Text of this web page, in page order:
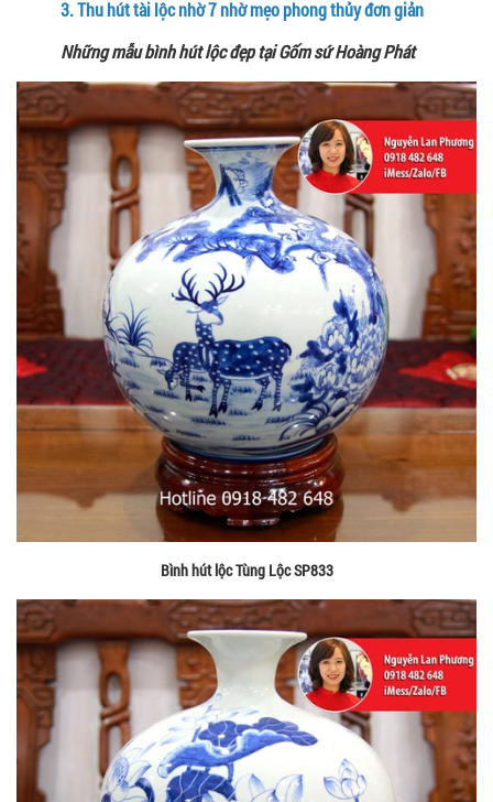
3.Thu hút tài lộc nhờ 7 nhờ mẹo phong thủy đơn giản
Những mẫu bình hút lộc đẹp tại Gốm sứ Hoàng Phát
Bình hút lộc Tùng Lộc SP833